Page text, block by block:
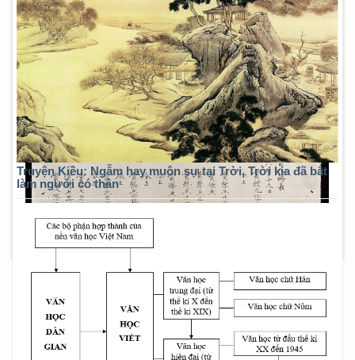
Truyện Kiều: Ngẫm hay muôn sự tại Trời, Trời kia đã bắt
làm người có thân